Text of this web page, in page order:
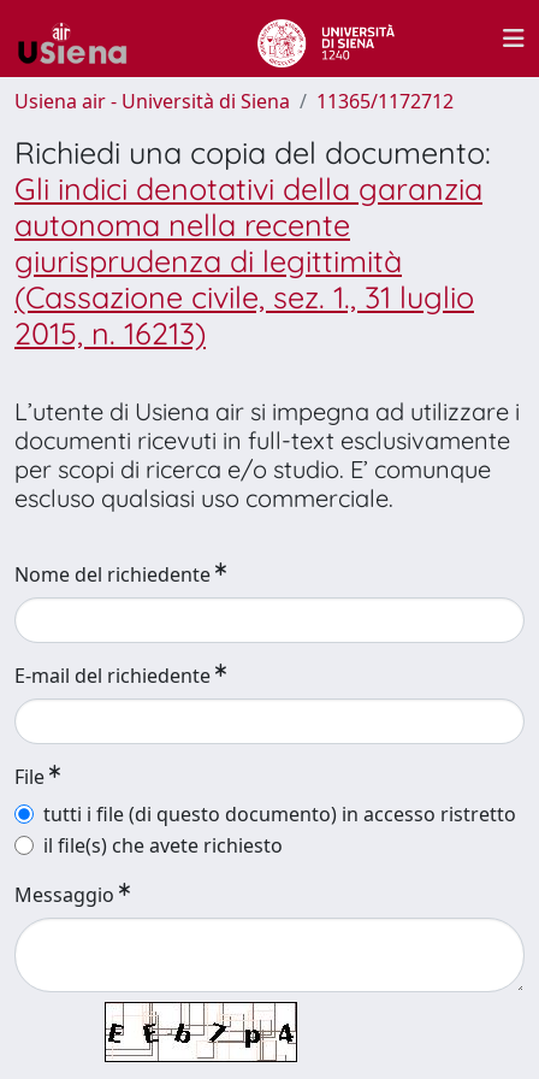
Usiena air - Università di Siena 11365/1172712
Richiedi una copia del documento:
Gli indici denotativi della garanzia
autonoma nella recente
giurisprudenza di legittimità
(Cassazione civile, sez. 1., 31 luglio
2015, n. 16213)
L’utente di Usiena air si impegna ad utilizzare i
documenti ricevuti in full-text esclusivamente
per scopi di ricerca e/o studio. E’ comunque
escluso qualsiasi uso commerciale.
Nome del richiedente
E-mail del richiedente
File
tutti i file (di questo documento) in accesso ristretto
il file(s) che avete richiesto
Messaggio